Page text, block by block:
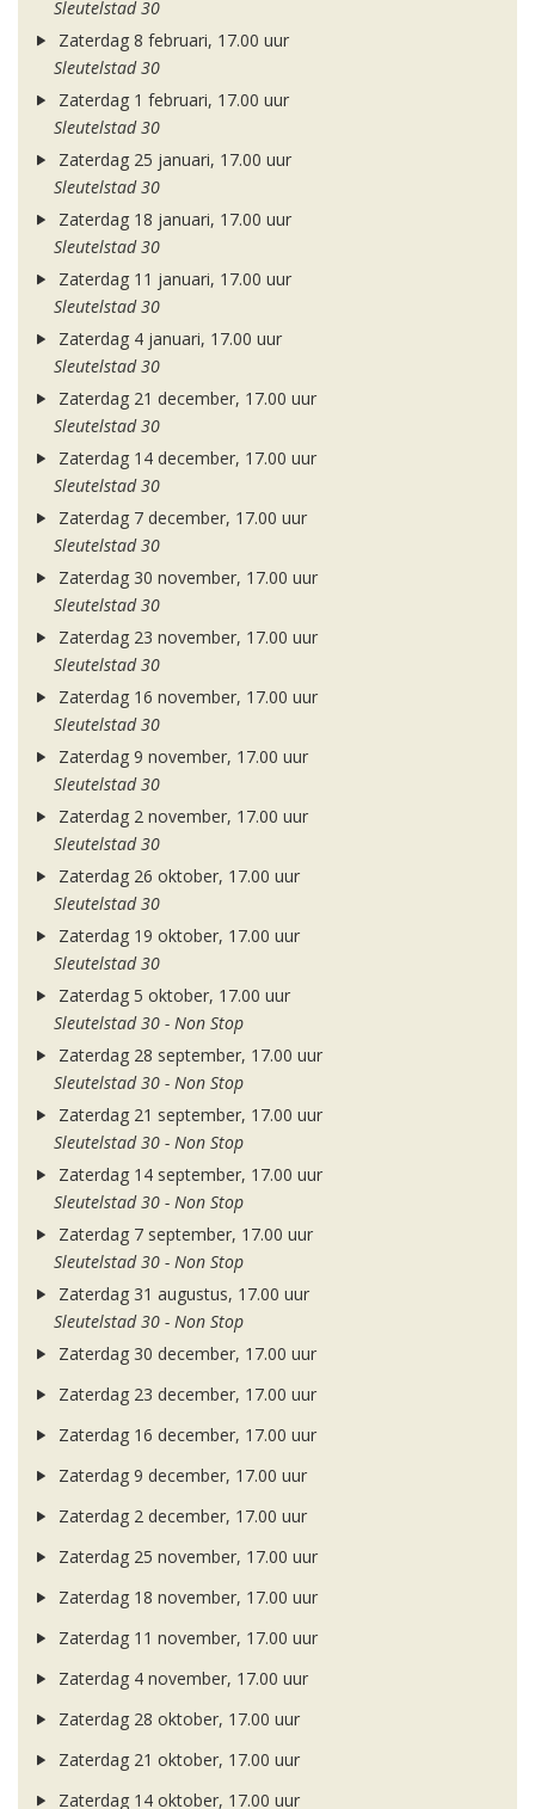
Sleutelstad 30
Zaterdag 8 februari, 17.00 uur
Sleutelstad 30
Zaterdag 1 februari, 17.00 uur
Sleutelstad 30
Zaterdag 25 januari, 17.00 uur
Sleutelstad 30
Zaterdag 18 januari, 17.00 uur
Sleutelstad 30
Zaterdag 11 januari, 17.00 uur
Sleutelstad 30
Zaterdag 4 januari, 17.00 uur
Sleutelstad 30
Zaterdag 21 december, 17.00 uur
Sleutelstad 30
Zaterdag 14 december, 17.00 uur
Sleutelstad 30
Zaterdag 7 december, 17.00 uur
Sleutelstad 30
Zaterdag 30 november, 17.00 uur
Sleutelstad 30
Zaterdag 23 november, 17.00 uur
Sleutelstad 30
Zaterdag 16 november, 17.00 uur
Sleutelstad 30
Zaterdag 9 november, 17.00 uur
Sleutelstad 30
Zaterdag 2 november, 17.00 uur
Sleutelstad 30
Zaterdag 26 oktober, 17.00 uur
Sleutelstad 30
Zaterdag 19 oktober, 17.00 uur
Sleutelstad 30
Zaterdag 5 oktober, 17.00 uur
Sleutelstad 30 - Non Stop
Zaterdag 28 september, 17.00 uur
Sleutelstad 30 - Non Stop
Zaterdag 21 september, 17.00 uur
Sleutelstad 30 - Non Stop
Zaterdag 14 september, 17.00 uur
Sleutelstad 30 - Non Stop
Zaterdag 7 september, 17.00 uur
Sleutelstad 30 - Non Stop
Zaterdag 31 augustus, 17.00 uur
Sleutelstad 30 - Non Stop
Zaterdag 30 december, 17.00 uur
Zaterdag 23 december, 17.00 uur
Zaterdag 16 december, 17.00 uur
Zaterdag 9 december, 17.00 uur
Zaterdag 2 december, 17.00 uur
Zaterdag 25 november, 17.00 uur
Zaterdag 18 november, 17.00 uur
Zaterdag 11 november, 17.00 uur
Zaterdag 4 november, 17.00 uur
Zaterdag 28 oktober, 17.00 uur
Zaterdag 21 oktober, 17.00 uur
Zaterdag 14 oktober, 17.00 uur